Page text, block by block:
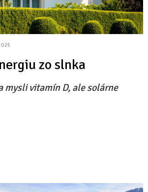
zo slnka
mysli vitamín D, ale solárne